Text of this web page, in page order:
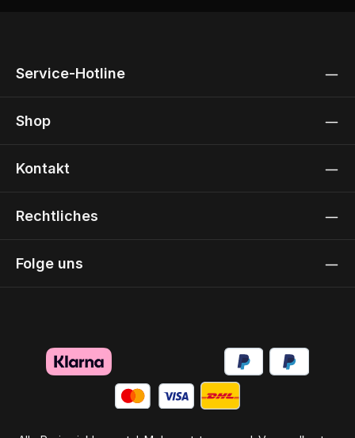
Service-Hotline
Shop
Kontakt
Rechtliches
Folge uns